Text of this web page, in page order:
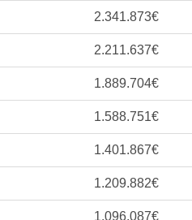
2.341.873€
2.211.637€
1.889.704€
1.588.751€
1.401.867€
1.209.882€
1.096.087€